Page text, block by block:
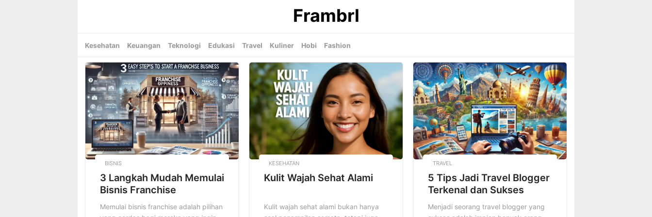
Frambrl
Kesehatan Keuangan Teknologi Edukasi Travel Kuliner Hobi Fashion
BISNIS
3 Langkah Mudah Memulai
Bisnis Franchise
Memulai bisnis franchise adalah pilihan
KESEHATAN
Kulit Wajah Sehat Alami
Kulit wajah sehat alami bukan hanya
TRAVEL
5 Tips Jadi Travel Blogger
Terkenal dan Sukses
Menjadi seorang travel blogger yang